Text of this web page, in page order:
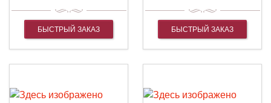
БЫСТРЫЙ ЗАКАЗ БЫСТРЫЙ ЗАКАЗ